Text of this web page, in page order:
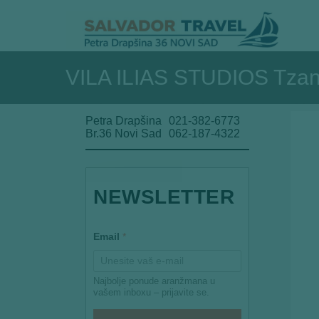
VILA ILIAS STUDIOS
Petra Drapšina
Br.36 Novi Sad
021-382-6773
062-187-4322
NEWSLETTER
m
*
E
m
Email *
Najbolje ponude aranžmana u
vašem inboxu – prijavite se.